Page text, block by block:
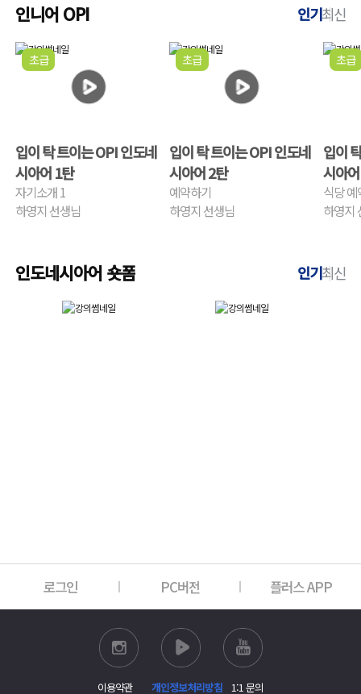
인니어 OPI 인기최신
초급
입이 탁 트이는 OPI 인도네
시아어 1탄
자기소개 1
하영지 선생님
초급
입이 탁 트이는 OPI 인도네
시아어 2탄
예약하기
하영지 선생님
초급
입이
시아
식당
하영지
인도네시아어 숏폼 인기최신
로그인 PC버전 플러스 APP
이용약관 개인정보처리방침 1:1 문의